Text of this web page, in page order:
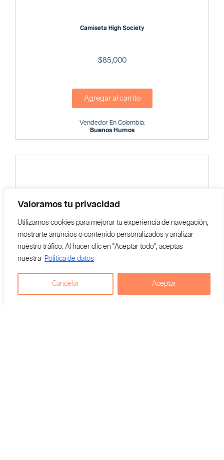
Valoramos tu privacidad
Utilizamos cookies para mejorar tu experiencia de navegación,
mostrarte anuncios o contenido personalizados y analizar
nuestro tráfico. Al hacer clic en "Aceptar todo", aceptas
nuestra Politica de datos
Cancelar Aceptar
Camiseta High Society
$85,000
Agregar al carrito
Vendedor En Colombia:
Buenos Humos